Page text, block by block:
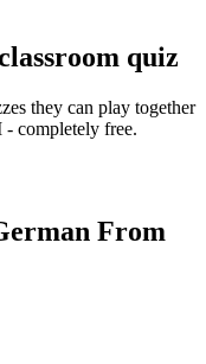
quiz
they can play together
- completely free.
From